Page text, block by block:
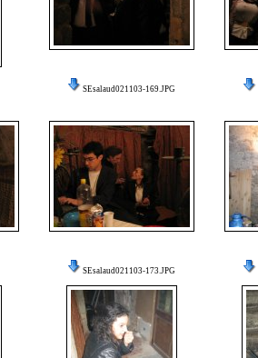
SEsalaud021103-169.JPG
SEsalaud021103-173.JPG